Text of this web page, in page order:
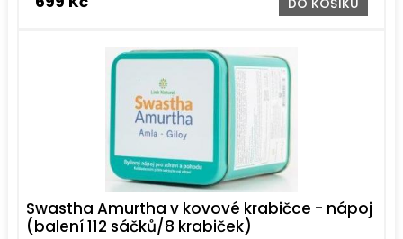
Swastha Amurtha v kovové krabičce - nápoj
(balení 112 sáčků/8 krabiček)